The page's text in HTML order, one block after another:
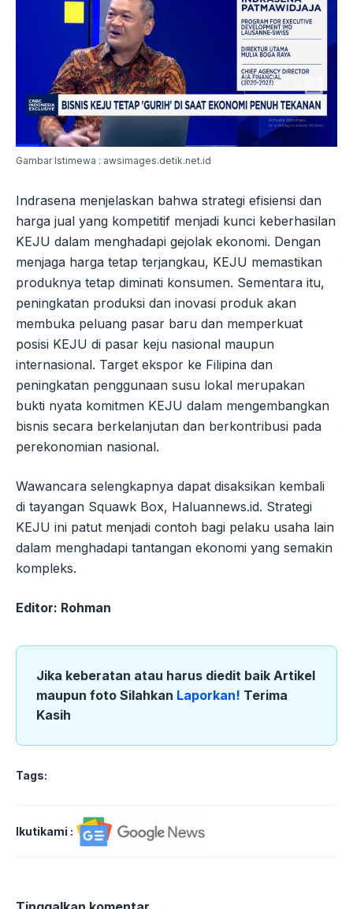
Gambar Istimewa : awsimages.detik.net.id
Indrasena menjelaskan bahwa strategi efisiensi dan
harga jual yang kompetitif menjadi kunci keberhasilan
KEJU dalam menghadapi gejolak ekonomi. Dengan
menjaga harga tetap terjangkau, KEJU memastikan
produknya tetap diminati konsumen. Sementara itu,
peningkatan produksi dan inovasi produk akan
membuka peluang pasar baru dan memperkuat
posisi KEJU di pasar keju nasional maupun
internasional. Target ekspor ke Filipina dan
peningkatan penggunaan susu lokal merupakan
bukti nyata komitmen KEJU dalam mengembangkan
bisnis secara berkelanjutan dan berkontribusi pada
perekonomian nasional.
Wawancara selengkapnya dapat disaksikan kembali
di tayangan Squawk Box, Haluannews.id. Strategi
KEJU ini patut menjadi contoh bagi pelaku usaha lain
dalam menghadapi tantangan ekonomi yang semakin
kompleks.
Editor: Rohman
Jika keberatan atau harus diedit baik Artikel
maupun foto Silahkan Laporkan! Terima
Kasih
Tags:
Ikutikami :